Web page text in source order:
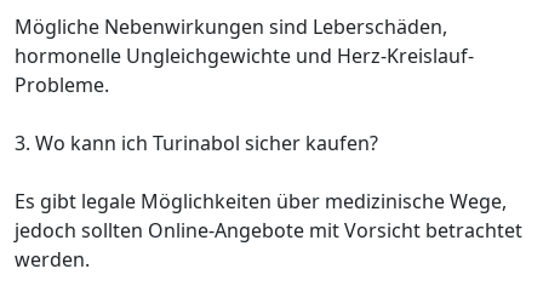
Mögliche Nebenwirkungen sind Leberschäden,
hormonelle Ungleichgewichte und Herz-Kreislauf-
Probleme.
3. Wo kann ich Turinabol sicher kaufen?
Es gibt legale Möglichkeiten über medizinische Wege,
jedoch sollten Online-Angebote mit Vorsicht betrachtet
werden.